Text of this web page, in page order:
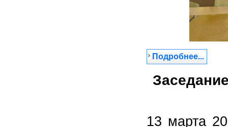
Подробнее...
13 марта